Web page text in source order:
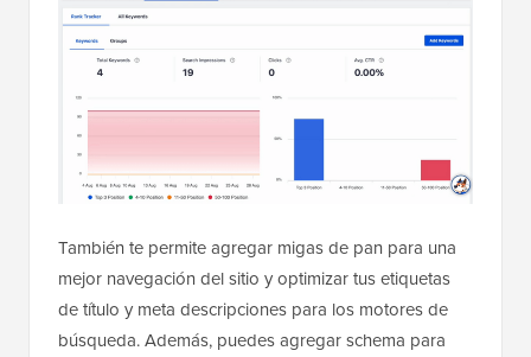
También te permite agregar migas de pan para una
mejor navegación del sitio y optimizar tus etiquetas
de título y meta descripciones para los motores de
búsqueda. Además, puedes agregar schema para